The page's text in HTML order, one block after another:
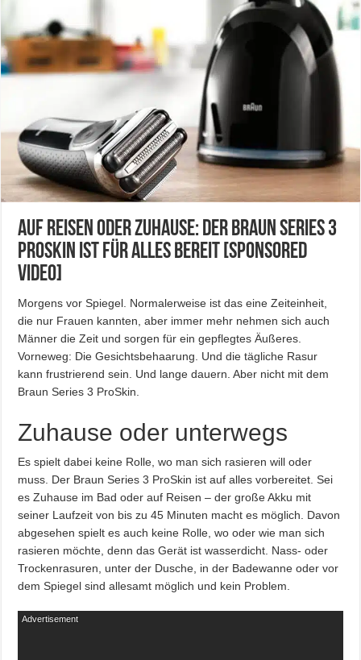
Auf Reisen oder Zuhause: Der Braun Series 3
ProSkin ist für alles bereit [Sponsored
Video]
Morgens vor Spiegel. Normalerweise ist das eine Zeiteinheit,
die nur Frauen kannten, aber immer mehr nehmen sich auch
Männer die Zeit und sorgen für ein gepflegtes Äußeres.
Vorneweg: Die Gesichtsbehaarung. Und die tägliche Rasur
kann frustrierend sein. Und lange dauern. Aber nicht mit dem
Braun Series 3 ProSkin.
Zuhause oder unterwegs
Es spielt dabei keine Rolle, wo man sich rasieren will oder
muss. Der Braun Series 3 ProSkin ist auf alles vorbereitet. Sei
es Zuhause im Bad oder auf Reisen – der große Akku mit
seiner Laufzeit von bis zu 45 Minuten macht es möglich. Davon
abgesehen spielt es auch keine Rolle, wo oder wie man sich
rasieren möchte, denn das Gerät ist wasserdicht. Nass- oder
Trockenrasuren, unter der Dusche, in der Badewanne oder vor
dem Spiegel sind allesamt möglich und kein Problem.